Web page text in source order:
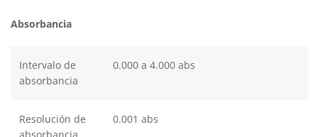
Absorbancia
Intervalo de
absorbancia
0.000 a 4.000 abs
Resolución de
absorbancia
0.001 abs